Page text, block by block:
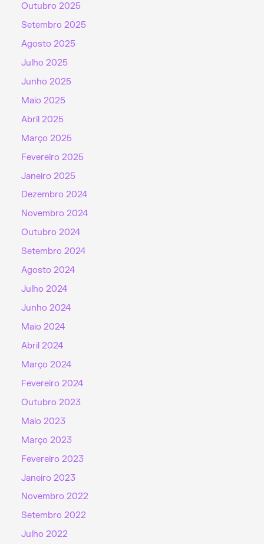
Outubro 2025
Setembro 2025
Agosto 2025
Julho 2025
Junho 2025
Maio 2025
Abril 2025
Março 2025
Fevereiro 2025
Janeiro 2025
Dezembro 2024
Novembro 2024
Outubro 2024
Setembro 2024
Agosto 2024
Julho 2024
Junho 2024
Maio 2024
Abril 2024
Março 2024
Fevereiro 2024
Outubro 2023
Maio 2023
Março 2023
Fevereiro 2023
Janeiro 2023
Novembro 2022
Setembro 2022
Julho 2022